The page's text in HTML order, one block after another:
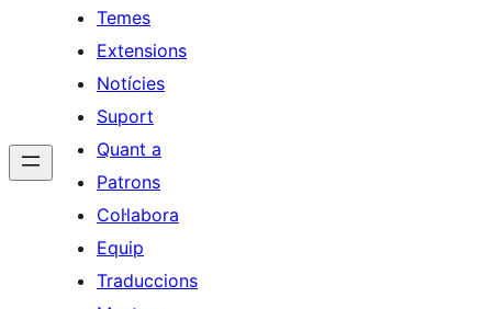
Temes
Extensions
Notícies
Suport
Quant a
Patrons
Col·labora
Equip
Traduccions